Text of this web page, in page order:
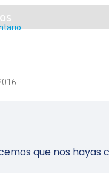
que nos hayas